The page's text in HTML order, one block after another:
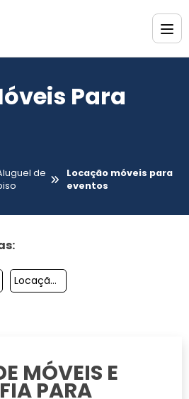
Para
de
Locação móveis para
eventos
Locação De Tendas Sp
MÓVEIS E
PARA